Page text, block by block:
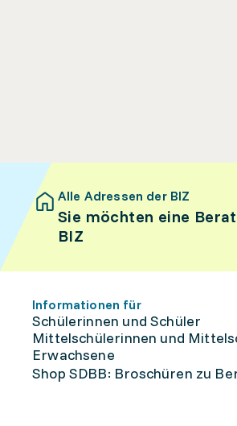
Alle Adressen der BIZ
Sie möchten eine
BIZ
Informationen für
Schülerinnen und Schüler
Mittelschülerinnen und
Erwachsene
Shop SDBB: Broschüren zu